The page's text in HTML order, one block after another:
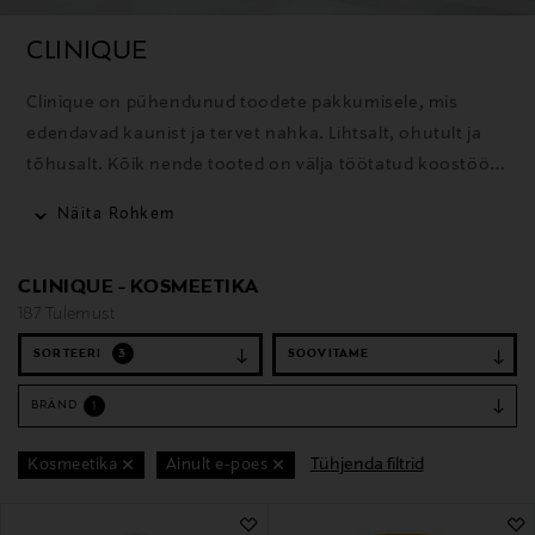
CLINIQUE
Clinique on pühendunud toodete pakkumisele, mis
edendavad kaunist ja tervet nahka. Lihtsalt, ohutult ja
tõhusalt. Kõik nende tooted on välja töötatud koostöös
ärritamata.
Näita Rohkem
CLINIQUE - KOSMEETIKA
187 Tulemust
SORTEERI 3
BRÄND
Kosmeetika Ainult e-poes Tühjenda filtrid